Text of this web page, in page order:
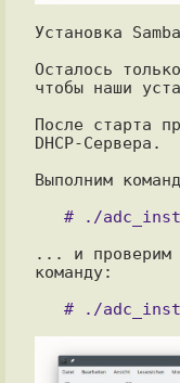
Установка
Осталось
чтобы наши
После старта
DHCP-Сервера.
Выполним
... и проверим
команду: